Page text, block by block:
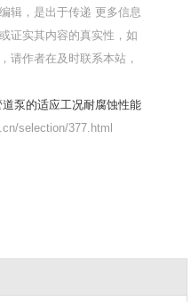
辑，是出于传递 更多信息
证实其内容的真实性，如
请作者在及时联系本站，
道泵的适应工况耐腐蚀性能
selection/377.html